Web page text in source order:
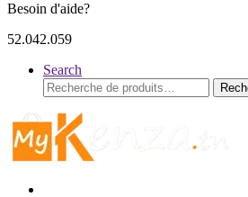
Besoin d'aide?
52.042.059
Search
Recherche
pour :